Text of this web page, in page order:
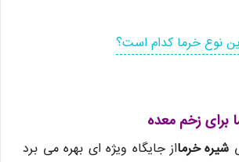
نوع خرما کدام است؟
برای زخم معده
شیره خرمااز جایگاه ویژه ای بهره می برد